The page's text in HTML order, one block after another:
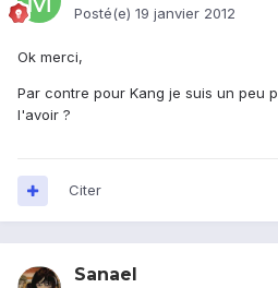
Posté(e) 19 janvier 2012
Ok merci,
Par contre pour Kang je suis un peu
l'avoir ?
Citer
Sanael